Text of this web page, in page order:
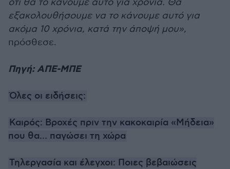
ότι θα το κάνουμε αυτό για χρόνια. Θα
εξακολουθήσουμε να το κάνουμε αυτό για
ακόμα 10 χρόνια, κατά την άποψή μου»,
πρόσθεσε.
Πηγή: ΑΠΕ-ΜΠΕ
Όλες οι ειδήσεις:
Καιρός: Βροχές πριν την κακοκαιρία «Μήδεια»
που θα... παγώσει τη χώρα
Τηλεργασία και έλεγχοι: Ποιες βεβαιώσεις